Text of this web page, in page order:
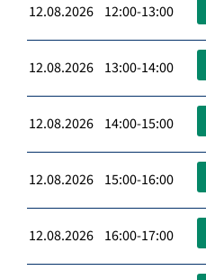
12.08.2026 12:00-13:00
12.08.2026 13:00-14:00
12.08.2026 14:00-15:00
12.08.2026 15:00-16:00
12.08.2026 16:00-17:00